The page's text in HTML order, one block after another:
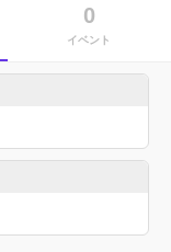
0
イベント